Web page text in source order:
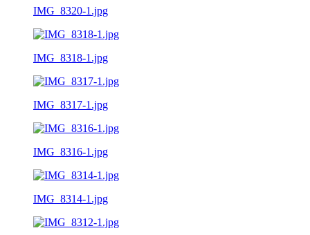
IMG_8320-1.jpg
IMG_8318-1.jpg
IMG_8317-1.jpg
IMG_8316-1.jpg
IMG_8314-1.jpg